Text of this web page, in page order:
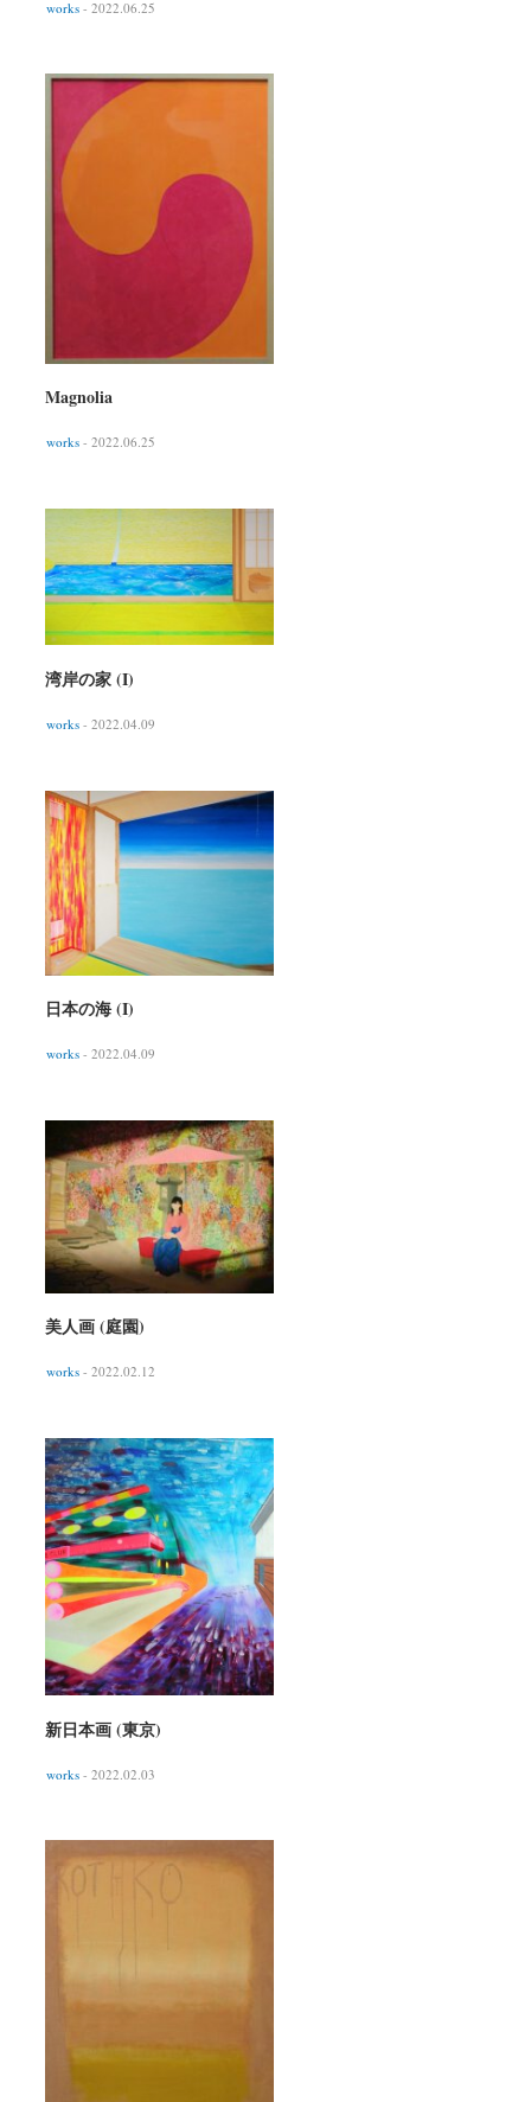
works - 2022.06.25
Magnolia
works - 2022.06.25
湾岸の家 (I)
works - 2022.04.09
日本の海 (I)
works - 2022.04.09
美人画 (庭園)
works - 2022.02.12
新日本画 (東京)
works - 2022.02.03